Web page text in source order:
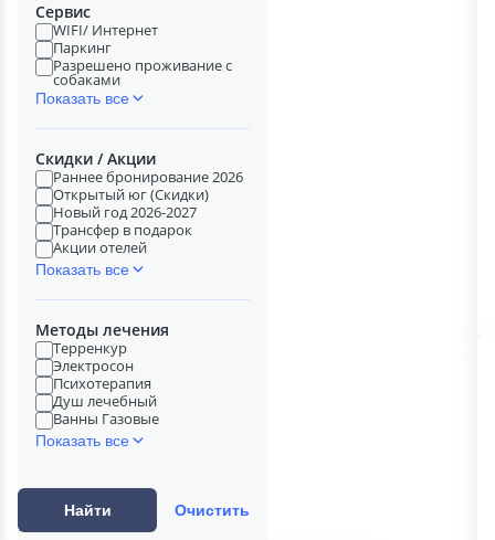
Сервис
WIFI/ Интернет
Паркинг
Разрешено проживание с
собаками
Показать все
Скидки / Акции
Раннее бронирование 2026
Открытый юг (Скидки)
Новый год 2026-2027
Трансфер в подарок
Акции отелей
Показать все
Методы лечения
Терренкур
Электросон
Психотерапия
Душ лечебный
Ванны Газовые
Показать все
Найти Очистить